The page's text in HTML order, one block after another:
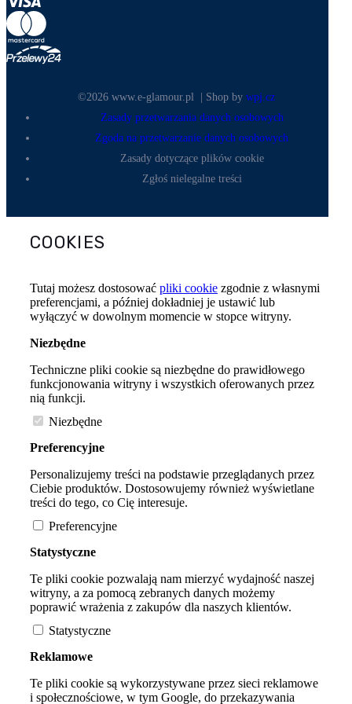
©2026 www.e-glamour.pl | Shop by wpj.cz
Zasady przetwarzania danych osobowych
Zgoda na przetwarzanie danych osobowych
Zasady dotyczące plików cookie
Zgłoś nielegalne treści
COOKIES
Tutaj możesz dostosować pliki cookie zgodnie z własnymi
preferencjami, a później dokładniej je ustawić lub
wyłączyć w dowolnym momencie w stopce witryny.
Niezbędne
Techniczne pliki cookie są niezbędne do prawidłowego
funkcjonowania witryny i wszystkich oferowanych przez
nią funkcji.
Niezbędne
Preferencyjne
Personalizujemy treści na podstawie przeglądanych przez
Ciebie produktów. Dostosowujemy również wyświetlane
treści do tego, co Cię interesuje.
Preferencyjne
Statystyczne
Te pliki cookie pozwalają nam mierzyć wydajność naszej
witryny, a za pomocą zebranych danych możemy
poprawić wrażenia z zakupów dla naszych klientów.
Statystyczne
Reklamowe
Te pliki cookie są wykorzystywane przez sieci reklamowe
i społecznościowe, w tym Google, do przekazywania